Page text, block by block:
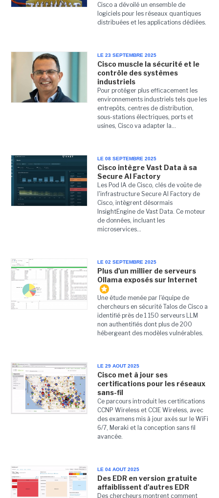
Cisco a dévoilé un ensemble de
logiciels pour les réseaux quantiques
distribuées et les applications dédiées.
LE 23 SEPTEMBRE 2025
Cisco muscle la sécurité et le
contrôle des systèmes
industriels
Pour protéger plus efficacement les
environnements industriels tels que les
entrepôts, centres de distribution,
sous-stations électriques, ports et
usines, Cisco va adapter la...
LE 08 SEPTEMBRE 2025
Cisco intègre Vast Data à sa
Secure AI Factory
Les Pod IA de Cisco, clés de voûte de
l'infrastructure Secure AI Factory de
Cisco, intègrent désormais
InsightEngine de Vast Data. Ce moteur
de données, incluant les
microservices...
LE 02 SEPTEMBRE 2025
Plus d'un millier de serveurs
Ollama exposés sur Internet
Une étude menée par l'équipe de
chercheurs en sécurité Talos de Cisco a
identifié près de 1 150 serveurs LLM
non authentifiés dont plus de 200
hébergeant des modèles vulnérables.
LE 29 AOUT 2025
Cisco met à jour ses
certifications pour les réseaux
sans-fil
Ce parcours introduit les certifications
CCNP Wireless et CCIE Wireless, avec
des examens mis à jour axés sur le WiFi
6/7, Meraki et la conception sans fil
avancée.
LE 04 AOUT 2025
Des EDR en version gratuite
affaiblissent d'autres EDR
Des chercheurs montrent comment